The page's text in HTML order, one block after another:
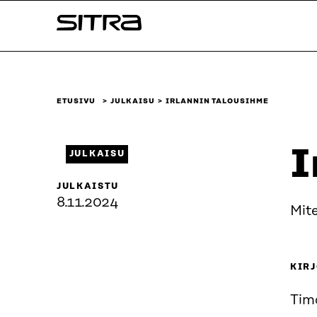
sisältöön
Sitra
ETUSIVU JULKAISU IRLANNIN TALOUSIHME
JULKAISU
JULKAISTU
8.11.2024